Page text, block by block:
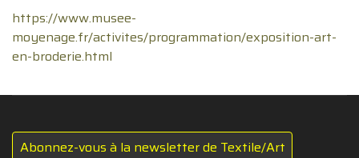
https://www.musee-
moyenage.fr/activites/programmation/exposition-art-
en-broderie.html
Abonnez-vous à la newsletter de Textile/Art